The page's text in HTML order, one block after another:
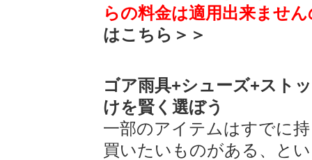
らの料金は適用出来ませ
はこちら＞＞
ゴア雨具+シューズ+スト
けを賢く選ぼう
一部のアイテムはすでに
買いたいものがある、と